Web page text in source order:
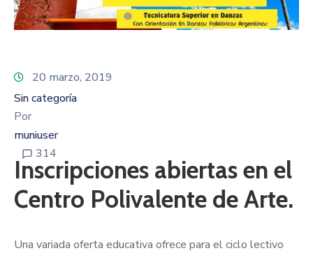
20 marzo, 2019
Sin categoría
Por
muniuser
314
Inscripciones abiertas en el
Centro Polivalente de Arte.
Una variada oferta educativa ofrece para el ciclo lectivo